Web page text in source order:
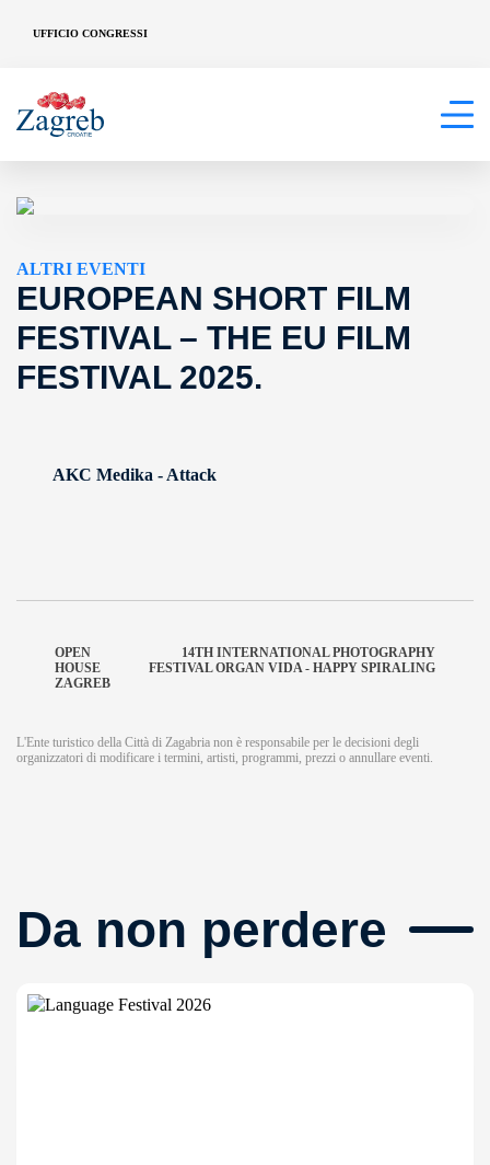
UFFICIO CONGRESSI
ALTRI EVENTI
EUROPEAN SHORT FILM
FESTIVAL – THE EU FILM
FESTIVAL 2025.
AKC Medika - Attack
OPEN
HOUSE
ZAGREB
14TH INTERNATIONAL PHOTOGRAPHY
FESTIVAL ORGAN VIDA - HAPPY SPIRALING
L'Ente turistico della Città di Zagabria non è responsabile per le decisioni degli
organizzatori di modificare i termini, artisti, programmi, prezzi o annullare eventi.
Da non perdere